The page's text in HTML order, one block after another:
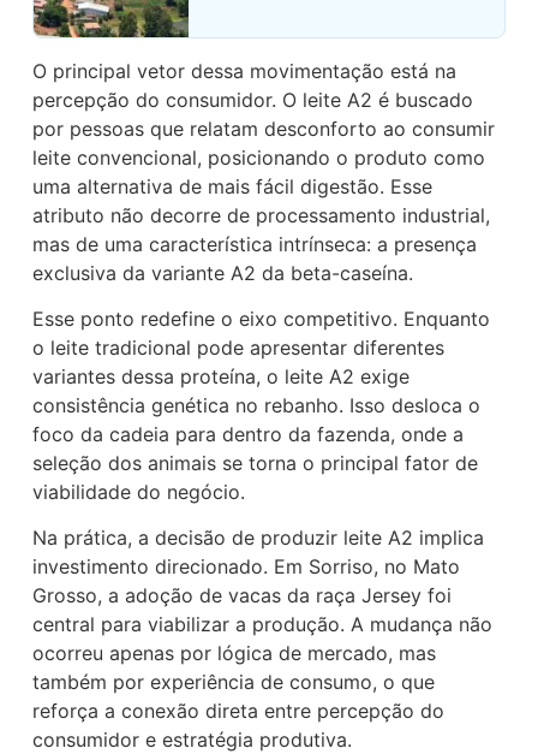
O principal vetor dessa movimentação está na
percepção do consumidor. O leite A2 é buscado
por pessoas que relatam desconforto ao consumir
leite convencional, posicionando o produto como
uma alternativa de mais fácil digestão. Esse
atributo não decorre de processamento industrial,
mas de uma característica intrínseca: a presença
exclusiva da variante A2 da beta-caseína.
Esse ponto redefine o eixo competitivo. Enquanto
o leite tradicional pode apresentar diferentes
variantes dessa proteína, o leite A2 exige
consistência genética no rebanho. Isso desloca o
foco da cadeia para dentro da fazenda, onde a
seleção dos animais se torna o principal fator de
viabilidade do negócio.
Na prática, a decisão de produzir leite A2 implica
investimento direcionado. Em Sorriso, no Mato
Grosso, a adoção de vacas da raça Jersey foi
central para viabilizar a produção. A mudança não
ocorreu apenas por lógica de mercado, mas
também por experiência de consumo, o que
reforça a conexão direta entre percepção do
consumidor e estratégia produtiva.